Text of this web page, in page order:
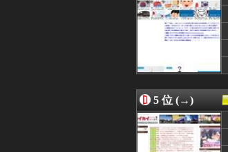
08/09 15:00
08/09 15:00
08/09 14:59
08/09 14:57
08/09 14:36
08/09 14:20
08/09 14:05
08/09 14:00
08/09 14:00
08/09 13:52
5 位 (→)